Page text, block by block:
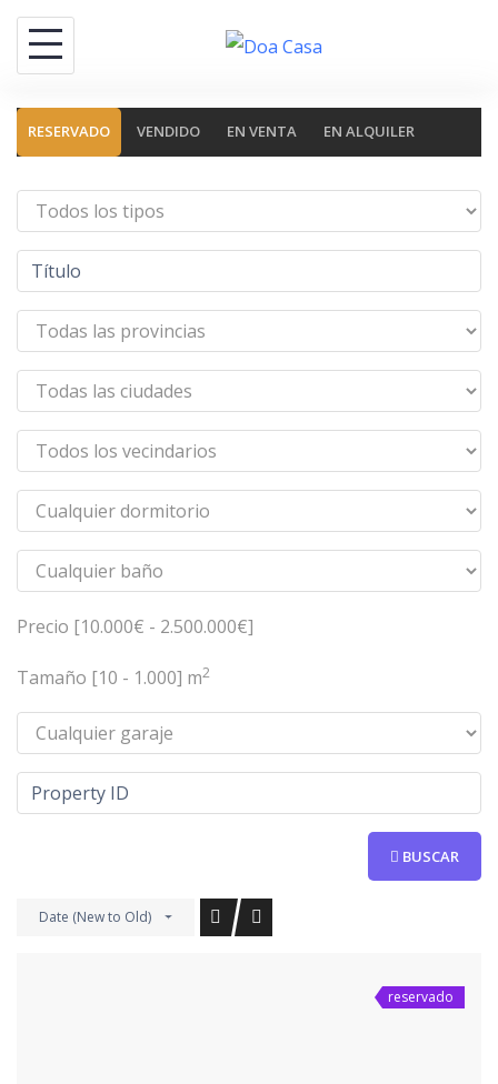
Saltar
contenido
RESERVADO VENDIDO EN VENTA EN ALQUILER
Precio [10.000€ - 2.500.000€]
Tamaño [10 - 1.000] m2
BUSCAR
Date (New to Old)
reservado